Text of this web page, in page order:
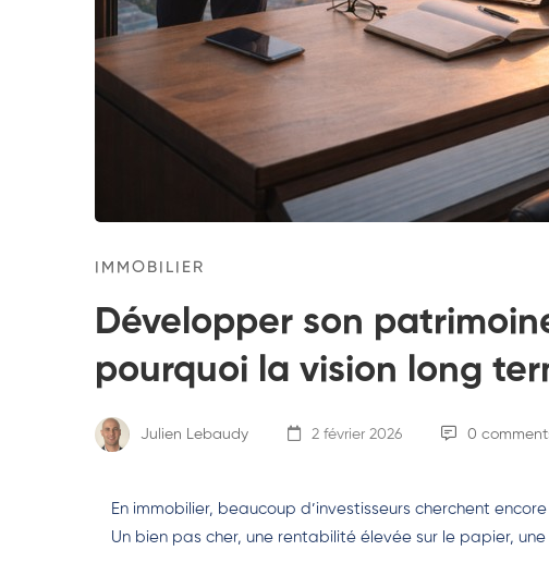
IMMOBILIER
Développer son
pourquoi la vision long
Julien Lebaudy 2 février 2026 0
En immobilier, beaucoup d’investisseurs cherchent encore
Un bien pas cher, une rentabilité élevée sur le papier,